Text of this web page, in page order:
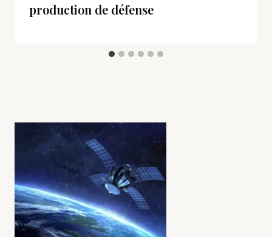
production de défense